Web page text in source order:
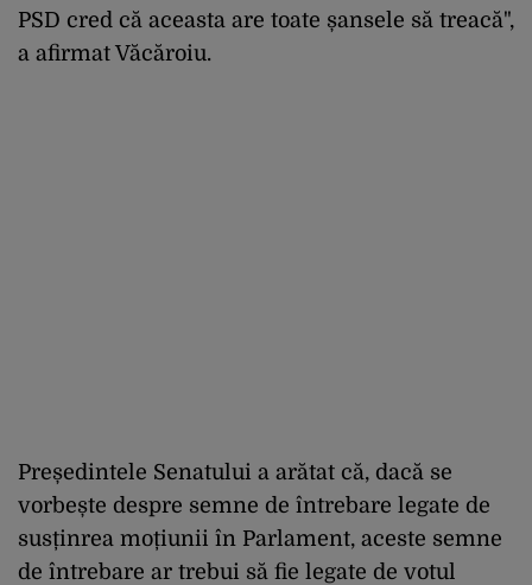
PSD cred că aceasta are toate șansele să treacă",
a afirmat Văcăroiu.
Președintele Senatului a arătat că, dacă se
vorbește despre semne de întrebare legate de
susținrea moțiunii în Parlament, aceste semne
de întrebare ar trebui să fie legate de votul